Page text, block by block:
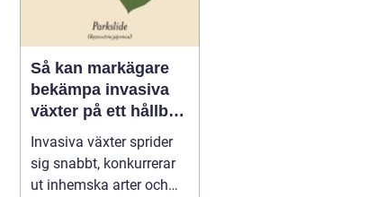
Så kan markägare
bekämpa invasiva
växter på ett hållbart
sätt
Invasiva växter sprider
sig snabbt, konkurrerar
ut inhemska arter och